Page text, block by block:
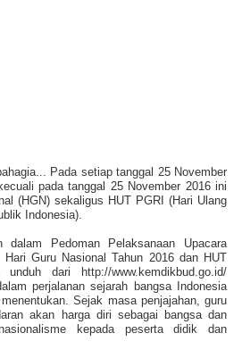
Pada setiap tanggal 25 November
pada tanggal 25 November 2016 ini
(HGN) sekaligus HUT PGRI (Hari Ulang
Indonesia).
dalam Pedoman Pelaksanaan Upacara
Hari Guru Nasional Tahun 2016 dan HUT
dari http://www.kemdikbud.go.id/
perjalanan sejarah bangsa Indonesia
Sejak masa penjajahan, guru
akan harga diri sebagai bangsa dan
kepada peserta didik dan